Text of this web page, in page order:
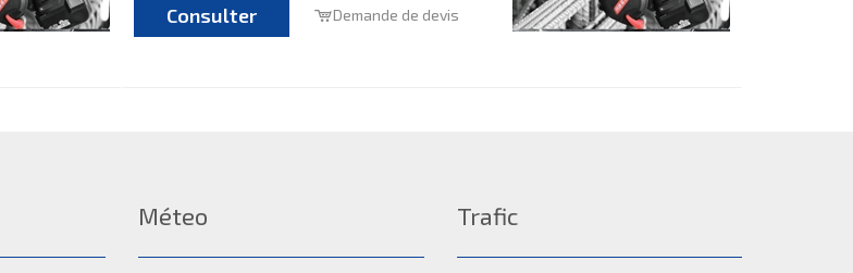
Consulter Demande de devis
Méteo Trafic